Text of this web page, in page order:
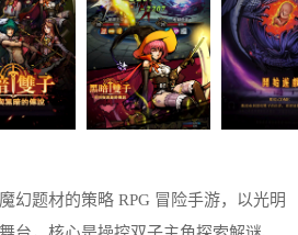
幻题材的策略 RPG 冒险手游，以光明